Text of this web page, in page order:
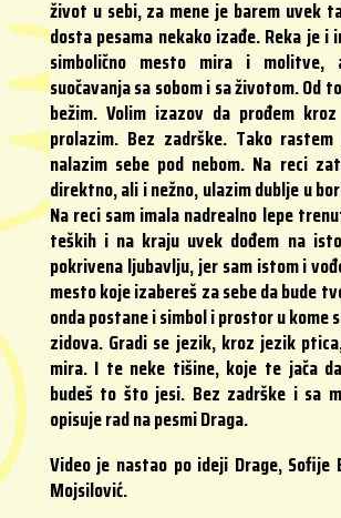
život u sebi, za mene je barem uvek
dosta pesama nekako izađe. Reka je i
simbolično mesto mira i
suočavanja sa sobom i sa životom. Od
bežim. Volim izazov da prođem
prolazim. Bez zadrške. Tako
nalazim sebe pod nebom. Na reci
direktno, ali i nežno, ulazim dublje u
Na reci sam imala nadrealno lepe
teških i na kraju uvek dođem na
pokrivena ljubavlju, jer sam istom i
mesto koje izabereš za sebe da bude
onda postane i simbol i prostor u kome
zidova. Gradi se jezik, kroz jezik
mira. I te neke tišine, koje te jača
budeš to što jesi. Bez zadrške i sa
opisuje rad na pesmi Draga.
Video je nastao po ideji Drage, Sofije
Mojsilović.